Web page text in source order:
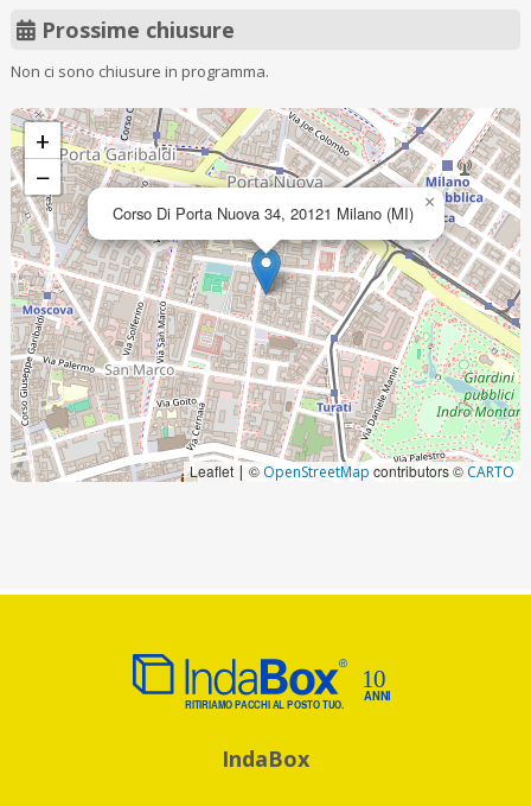
Prossime chiusure
Non ci sono chiusure in programma.
Corso Di Porta Nuova 34, 20121 Milano (MI) ×
+
−
Leaflet | © OpenStreetMap contributors © CARTO
IndaBox